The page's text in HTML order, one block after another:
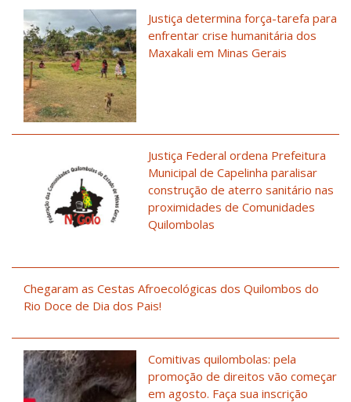
Justiça determina força-tarefa para
enfrentar crise humanitária dos
Maxakali em Minas Gerais
Justiça Federal ordena Prefeitura
Municipal de Capelinha paralisar
construção de aterro sanitário nas
proximidades de Comunidades
Quilombolas
Chegaram as Cestas Afroecológicas dos Quilombos do
Rio Doce de Dia dos Pais!
Comitivas quilombolas: pela
promoção de direitos vão começar
em agosto. Faça sua inscrição